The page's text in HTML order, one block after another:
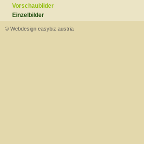
Vorschaubilder
Einzelbilder
© Webdesign easybiz.austria